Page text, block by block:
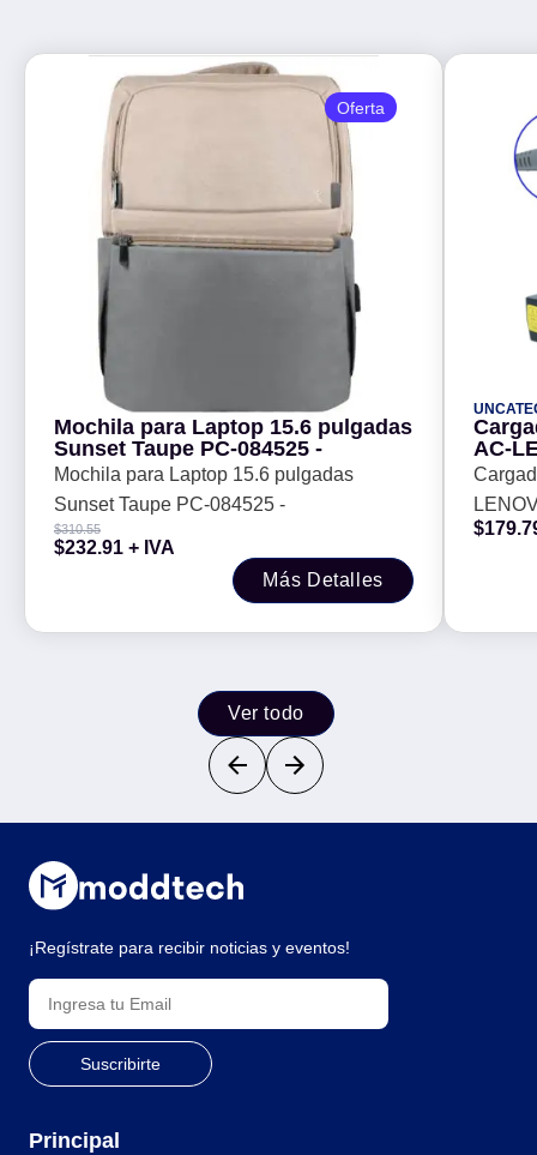
Mochila para Laptop 15.6 pulgadas
Sunset Taupe PC-084525 -
Mochila para Laptop 15.6 pulgadas
Sunset Taupe PC-084525 -
$310.55
$232.91 + IVA
Más Detalles
Oferta
AC-
90W
4.5A
$
Ver todo
¡Regístrate para recibir noticias y eventos!
Principal